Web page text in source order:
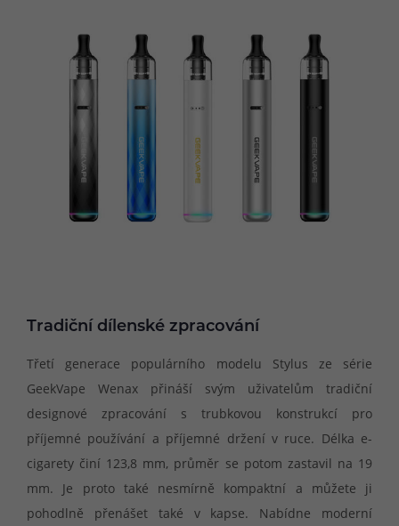
Tradiční dílenské zpracování
Třetí generace populárního modelu Stylus ze série
GeekVape Wenax přináší svým uživatelům tradiční
designové zpracování s trubkovou konstrukcí pro
příjemné používání a příjemné držení v ruce. Délka e-
cigarety činí 123,8 mm, průměr se potom zastavil na 19
mm. Je proto také nesmírně kompaktní a můžete ji
pohodlně přenášet také v kapse. Nabídne moderní